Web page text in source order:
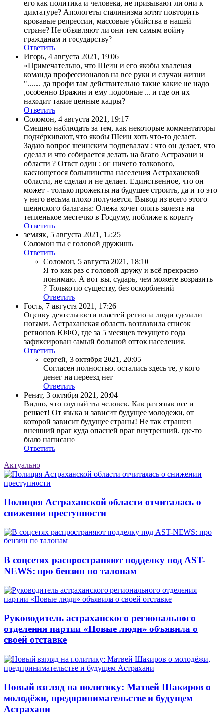
его как политика и человека, не призывают ли они к
диктатуре? Апологеты сталинизма хотят повторить
кровавые репрессии, массовые убийства в нашей
стране? Не объявляют ли они тем самым войну
гражданам и государству?
Ответить
Игорь, 4 августа 2021, 19:06
«Примечательно, что Шеин и его якобы хваленая
команда профессионалов на все руки и случаи жизни
"....... да профи там действительно такие какие не надо
,особенно Вражин и ему подобные ... и где он их
находит такие ценные кадры?
Ответить
Соломон, 4 августа 2021, 19:17
Смешно наблюдать за тем, как некоторые комментаторы
подчёркивают, что якобы Шеин хоть что-то делает.
Задаю вопрос шеинским подпевалам : что он делает, что
сделал и что собирается делать на благо Астрахани и
области ? Ответ один : он ничего толкового,
касающегося большинства населения Астраханской
области, не сделал и не делает. Единственное, что он
может - только прожекты на будущее строить, да и то это
у него весьма плохо получается. Вывод из всего этого
шеинского балагана: Олежа хочет опять залезть на
тепленькое местечко в Госдуму, поближе к корыту
Ответить
земляк, 5 августа 2021, 12:25
Соломон ты с головой дружишь
Ответить
Соломон, 5 августа 2021, 18:10
Я то как раз с головой дружу и всё прекрасно
понимаю. А вот вы, сударь, чем можете возразить
? Только по существу, без оскорблений
Ответить
Гость, 7 августа 2021, 17:26
Оценку деятельности властей региона люди сделали
ногами. Астраханская область возглавила список
регионов ЮФО, где за 5 месяцев текущего года
зафиксирован самый большой отток населения.
Ответить
сергей, 3 октября 2021, 20:05
Согласен полностью. остались здесь те, у кого
денег на переезд нет
Ответить
Ренат, 3 октября 2021, 20:04
Видно, что глупый ты человек. Как раз язык все и
решает! От языка и зависит будущее молодежи, от
которой зависит будущее страны! Не так страшен
внешний враг куда опасней враг внутренний. где-то
было написано
Ответить
Актуально
Полиция Астраханской области отчиталась о
снижении преступности
В соцсетях распространяют подделку под AST-
NEWS: про бензин по талонам
Руководитель астраханского регионального
отделения партии «Новые люди» объявила о
своей отставке
Новый взгляд на политику: Матвей Шакиров о
молодёжи, предпринимательстве и будущем
Астрахани